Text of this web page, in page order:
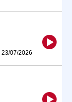
23/07/2026